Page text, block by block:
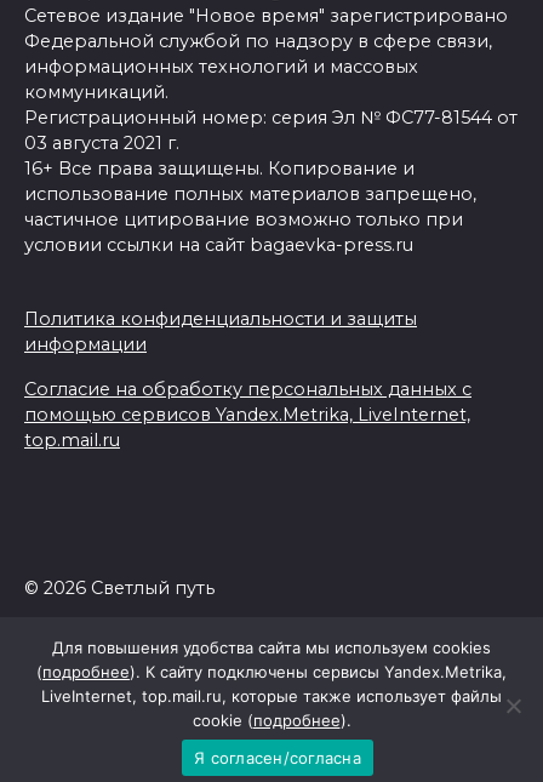
Сетевое издание "Новое время" зарегистрировано
Федеральной службой по надзору в сфере связи,
информационных технологий и массовых
коммуникаций.
Регистрационный номер: серия Эл № ФС77-81544 от
03 августа 2021 г.
16+ Все права защищены. Копирование и
использование полных материалов запрещено,
частичное цитирование возможно только при
условии ссылки на сайт bagaevka-press.ru
Политика конфиденциальности и защиты
информации
Согласие на обработку персональных данных с
помощью сервисов Yandex.Metrika, LiveInternet,
top.mail.ru
© 2026 Светлый путь
Для повышения удобства сайта мы используем cookies
(подробнее). К сайту подключены сервисы Yandex.Metrika,
LiveInternet, top.mail.ru, которые также использует файлы
cookie (подробнее).
Я согласен/согласна